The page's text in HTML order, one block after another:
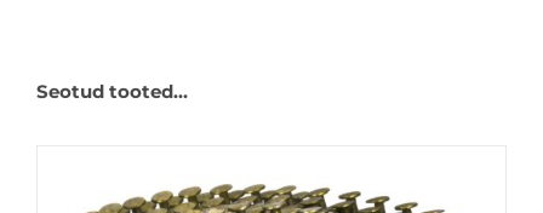
Seotud tooted…